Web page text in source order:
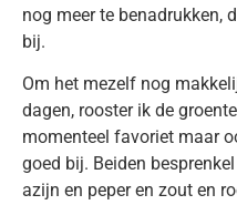
nog meer te benadrukken,
bij.
Om het mezelf nog
dagen, rooster ik de
momenteel favoriet maar
goed bij. Beiden
azijn en peper en zout en